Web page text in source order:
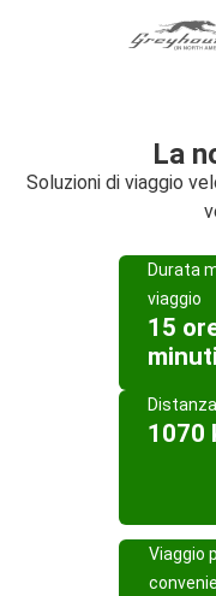
La
Soluzioni di viaggio
Durata
viaggio
15
minuti
1070
Viaggio